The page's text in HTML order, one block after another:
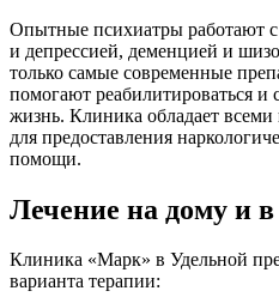
Опытные психиатры работают
и депрессией, деменцией и
только самые современные
помогают реабилитироваться и
жизнь. Клиника обладает
для предоставления
помощи.
Лечение на дому и в
Клиника «Марк» в Удельной
варианта терапии: